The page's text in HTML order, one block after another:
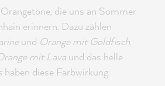
die uns an Sommer
erinnern. Dazu zählen
und Orange mit Goldfisch.
mit Lava und das helle
haben diese Farbwirkung.